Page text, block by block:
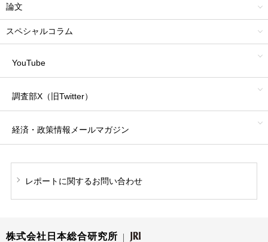
論文
スペシャルコラム
YouTube
調査部X（旧Twitter）
経済・政策情報 メールマガジン
レポートに関するお問い合わせ
株式会社日本総合研究所